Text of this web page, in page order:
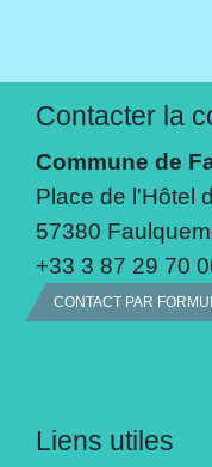
Contacter la
Commune de
Place de l'Hôtel
57380
+33 3 87 29 70
CONTACT PAR
Liens utiles